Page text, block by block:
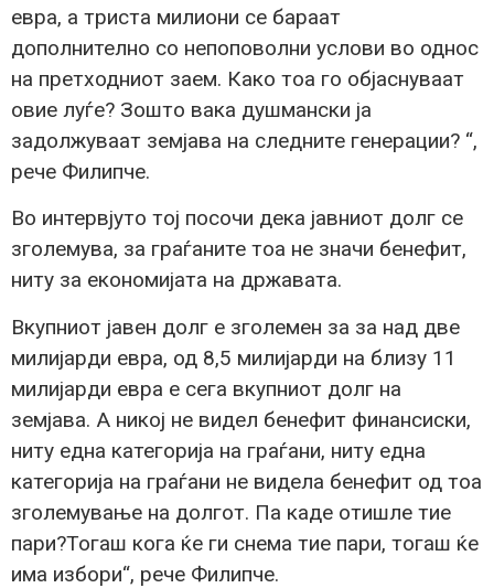
евра, а триста милиони се бараат
дополнително со непоповолни услови во однос
на претходниот заем. Како тоа го објаснуваат
овие луѓе? Зошто вака душмански ја
задолжуваат земјава на следните генерации? “,
рече Филипче.
Во интервјуто тој посочи дека јавниот долг се
зголемува, за граѓаните тоа не значи бенефит,
ниту за економијата на државата.
Вкупниот јавен долг е зголемен за за над две
милијарди евра, од 8,5 милијарди на близу 11
милијарди евра е сега вкупниот долг на
земјава. А никој не видел бенефит финансиски,
ниту една категорија на граѓани, ниту една
категорија на граѓани не видела бенефит од тоа
зголемување на долгот. Па каде отишле тие
пари?Тогаш кога ќе ги снема тие пари, тогаш ќе
има избори“, рече Филипче.